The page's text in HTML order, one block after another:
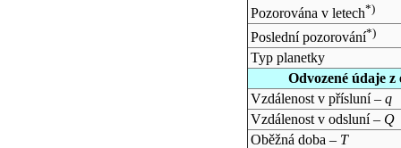
Pozorována v letech*)
Poslední pozorování*)
Typ planetky
Odvozené údaje
Vzdálenost v přísluní – q
Vzdálenost v odsluní – Q
Oběžná doba – T